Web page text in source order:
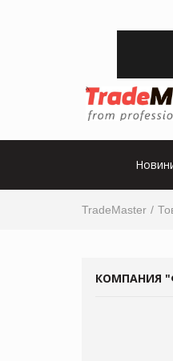
TradeMaster
КОМПАНИЯ